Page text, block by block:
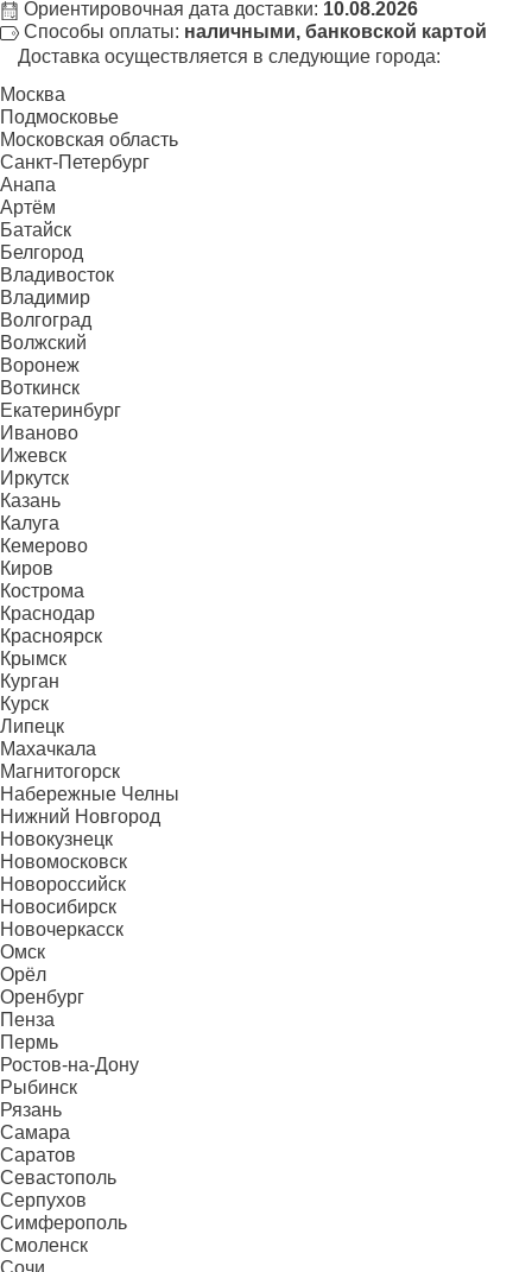
Ориентировочная дата доставки: 10.08.2026
Способы оплаты: наличными, банковской картой
Доставка осуществляется в следующие города:
Москва
Подмосковье
Московская область
Санкт-Петербург
Анапа
Артём
Батайск
Белгород
Владивосток
Владимир
Волгоград
Волжский
Воронеж
Воткинск
Екатеринбург
Иваново
Ижевск
Иркутск
Казань
Калуга
Кемерово
Киров
Кострома
Краснодар
Красноярск
Крымск
Курган
Курск
Липецк
Махачкала
Магнитогорск
Набережные Челны
Нижний Новгород
Новокузнецк
Новомосковск
Новороссийск
Новосибирск
Новочеркасск
Омск
Орёл
Оренбург
Пенза
Пермь
Ростов-на-Дону
Рыбинск
Рязань
Самара
Саратов
Севастополь
Серпухов
Симферополь
Смоленск
Сочи